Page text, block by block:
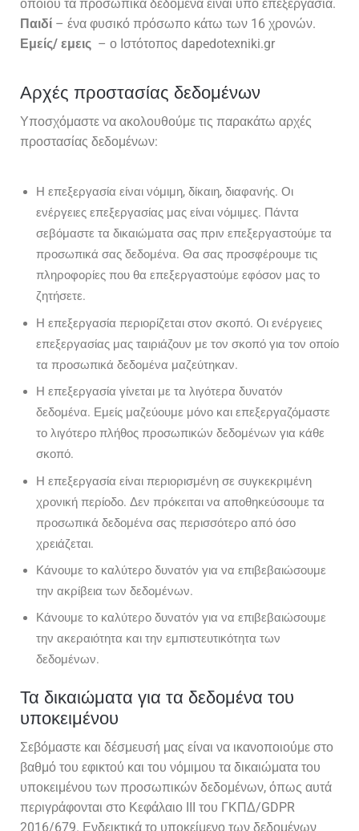
οποίου τα προσωπικά δεδομένα είναι υπό επεξεργασία.
Παιδί – ένα φυσικό πρόσωπο κάτω των 16 χρονών.
Εμείς/ εμεις – ο Ιστότοπος dapedotexniki.gr
Αρχές προστασίας δεδομένων
Υποσχόμαστε να ακολουθούμε τις παρακάτω αρχές
προστασίας δεδομένων:
Η επεξεργασία είναι νόμιμη, δίκαιη, διαφανής. Οι
ενέργειες επεξεργασίας μας είναι νόμιμες. Πάντα
σεβόμαστε τα δικαιώματα σας πριν επεξεργαστούμε τα
προσωπικά σας δεδομένα. Θα σας προσφέρουμε τις
πληροφορίες που θα επεξεργαστούμε εφόσον μας το
ζητήσετε.
Η επεξεργασία περιορίζεται στον σκοπό. Οι ενέργειες
επεξεργασίας μας ταιριάζουν με τον σκοπό για τον οποίο
τα προσωπικά δεδομένα μαζεύτηκαν.
Η επεξεργασία γίνεται με τα λιγότερα δυνατόν
δεδομένα. Εμείς μαζεύουμε μόνο και επεξεργαζόμαστε
το λιγότερο πλήθος προσωπικών δεδομένων για κάθε
σκοπό.
Η επεξεργασία είναι περιορισμένη σε συγκεκριμένη
χρονική περίοδο. Δεν πρόκειται να αποθηκεύσουμε τα
προσωπικά δεδομένα σας περισσότερο από όσο
χρειάζεται.
Κάνουμε το καλύτερο δυνατόν για να επιβεβαιώσουμε
την ακρίβεια των δεδομένων.
Κάνουμε το καλύτερο δυνατόν για να επιβεβαιώσουμε
την ακεραιότητα και την εμπιστευτικότητα των
δεδομένων.
Τα δικαιώματα για τα δεδομένα του
υποκειμένου
Σεβόμαστε και δέσμευσή μας είναι να ικανοποιούμε στο
βαθμό του εφικτού και του νόμιμου τα δικαιώματα του
υποκειμένου των προσωπικών δεδομένων, όπως αυτά
περιγράφονται στο Κεφάλαιο III του ΓΚΠΔ/GDPR
2016/679. Ενδεικτικά το υποκείμενο των δεδομένων